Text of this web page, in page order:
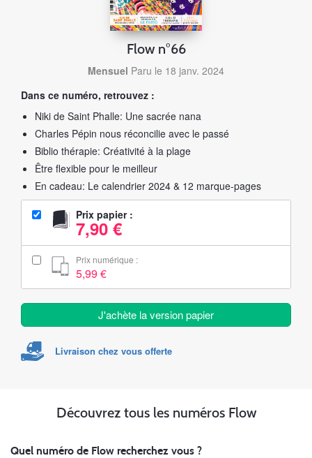
Flow n°66
Mensuel Paru le 18 janv. 2024
Dans ce numéro, retrouvez :
Niki de Saint Phalle: Une sacrée nana
Charles Pépin nous réconcilie avec le passé
Biblio thérapie: Créativité à la plage
Être flexible pour le meilleur
En cadeau: Le calendrier 2024 & 12 marque-pages
Prix papier :
7,90 €
Prix numérique :
5,99 €
J'achète la version papier
Livraison chez vous offerte
Découvrez tous les numéros Flow
Quel numéro de Flow recherchez vous ?